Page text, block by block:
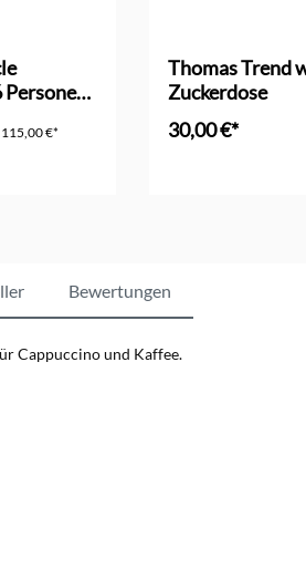
Personen
115,00 €*
Thomas Trend
Zuckerdose
30,00 €*
Bewertungen
Cappuccino und Kaffee.